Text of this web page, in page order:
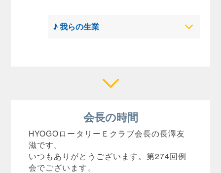
♪ 我らの生業
会長の時間
HYOGOロータリーＥクラブ会長の長澤友
滋です。
いつもありがとうございます。第274回例
会でございます。